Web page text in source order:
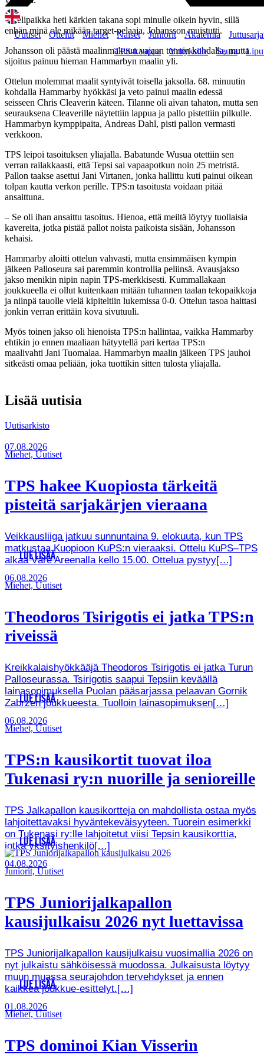
Uutiset Ottelut Miehet Naiset Juniorit Akatemia
TPS-kauppa
Yrityksille Seura
– Pelipaikka heti kärkien takana sopi minulle oikein hyvin, sillä
enhän minä ole mikään target-pelaaja, Johansson muistutti.
Johansson oli päästä maalinmakuun vajaan tunnin kohdalla, mutta
sijoitus painuu hieman Hammarbyn maalin yli.
Ottelun molemmat maalit syntyivät toisella jaksolla. 68. minuutin
kohdalla Hammarby hyökkäsi ja veto painui maalin edessä
seisseen Chris Cleaverin käteen. Tilanne oli aivan tahaton, mutta sen
seurauksena Cleaverille näytettiin lappua ja pallo pistettiin pilkulle.
Hammarbyn kymppipaita, Andreas Dahl, pisti pallon vermasti
verkkoon.
TPS leipoi tasoituksen yliajalla. Babatunde Wusua otettiin sen
verran railakkaasti, että Tepsi sai vapaapotkun noin 25 metristä.
Pallon taakse asettui Jani Virtanen, jonka hallittu kuti painui oikean
tolpan kautta verkon perille. TPS:n tasoitusta voidaan pitää
ansaittuna.
– Se oli ihan ansaittu tasoitus. Hienoa, että meiltä löytyy tuollaisia
kavereita, jotka pistää pallot noista paikoista sisään, Johansson
kehaisi.
Hammarby aloitti ottelun vahvasti, mutta ensimmäisen kympin
jälkeen Palloseura sai paremmin kontrollia peliinsä. Avausjakso
jakso menikin nipin napin TPS-merkkisesti. Kummallakaan
joukkueella ei ollut kuitenkaan mitään tuhannen taalan tekopaikkoja
ja niinpä tauolle vielä kipiteltiin lukemissa 0-0. Ottelun tasoa haittasi
jonkin verran erittäin kova sivutuuli.
Myös toinen jakso oli hienoista TPS:n hallintaa, vaikka Hammarby
ehtikin jo ennen maaliaan hätyytellä pari kertaa TPS:n
maalivahti Jani Tuomalaa. Hammarbyn maalin jälkeen TPS jauhoi
sitkeästi omaa peliään, joka tuottikin sitten tulosta yliajalla.
Lisää uutisia
Uutisarkisto
07.08.2026
Miehet, Uutiset
TPS hakee Kuopiosta tärkeitä
pisteitä sarjakärjen vieraana
Veikkausliiga jatkuu sunnuntaina 9. elokuuta, kun TPS
matkustaa Kuopioon KuPS:n vieraaksi. Ottelu KuPS–TPS
alkaa Väre Areenalla kello 15.00. Ottelua pystyy[…]
LUE LISÄÄ
06.08.2026
Miehet, Uutiset
Theodoros Tsirigotis ei jatka TPS:n
riveissä
Kreikkalaishyökkääjä Theodoros Tsirigotis ei jatka Turun
Palloseurassa. Tsirigotis saapui Tepsiin keväällä
lainasopimuksella Puolan pääsarjassa pelaavan Gornik
Zabrzen joukkueesta. Tuolloin lainasopimuksen[…]
LUE LISÄÄ
06.08.2026
Miehet, Uutiset
TPS:n kausikortit tuovat iloa
Tukenasi ry:n nuorille ja senioreille
TPS Jalkapallon kausikortteja on mahdollista ostaa myös
lahjoitettavaksi hyväntekeväisyyteen. Tuorein esimerkki
on Tukenasi ry:lle lahjoitetut viisi Tepsin kausikorttia,
jotka yksityishenkilö[…]
LUE LISÄÄ
04.08.2026
Juniorit, Uutiset
TPS Juniorijalkapallon
kausijulkaisu 2026 nyt luettavissa
TPS Juniorijalkapallon kausijulkaisu vuosimallia 2026 on
nyt julkaistu sähköisessä muodossa. Julkaisusta löytyy
muun muassa seurajohdon tervehdykset ja ennen
kaikkea joukkue-esittelyt.[…]
LUE LISÄÄ
01.08.2026
Miehet, Uutiset
TPS dominoi Kian Visserin